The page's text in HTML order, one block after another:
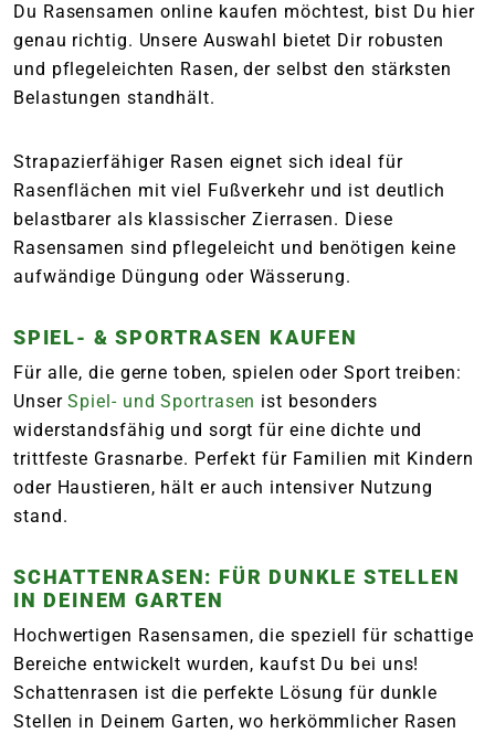
Du Rasensamen online kaufen möchtest, bist Du hier
genau richtig. Unsere Auswahl bietet Dir robusten
und pflegeleichten Rasen, der selbst den stärksten
Belastungen standhält.
Strapazierfähiger Rasen eignet sich ideal für
Rasenflächen mit viel Fußverkehr und ist deutlich
belastbarer als klassischer Zierrasen. Diese
Rasensamen sind pflegeleicht und benötigen keine
aufwändige Düngung oder Wässerung.
SPIEL- & SPORTRASEN KAUFEN
Für alle, die gerne toben, spielen oder Sport treiben:
UnserSpiel- und Sportrasen ist besonders
widerstandsfähig und sorgt für eine dichte und
trittfeste Grasnarbe. Perfekt für Familien mit Kindern
oder Haustieren, hält er auch intensiver Nutzung
stand.
SCHATTENRASEN: FÜR DUNKLE STELLEN
IN DEINEM GARTEN
Hochwertigen Rasensamen, die speziell für schattige
Bereiche entwickelt wurden, kaufst Du bei uns!
Schattenrasen ist die perfekte Lösung für dunkle
Stellen in Deinem Garten, wo herkömmlicher Rasen